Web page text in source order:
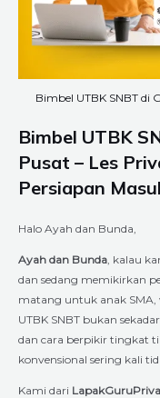
Bimbel UTBK SNBT di
Bimbel UTBK
Pusat – Les
Persiapan
Halo Ayah dan Bunda,
Ayah dan Bunda , kalau
dan sedang memikirkan
matang untuk anak
UTBK SNBT bukan
dan cara berpikir tingkat
konvensional sering kali
Kami dari